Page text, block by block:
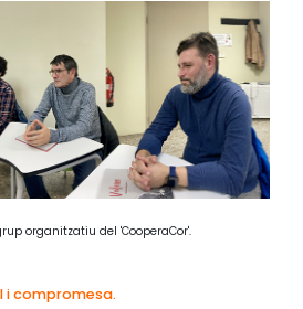
organitzatiu del 'CooperaCor'.
i compromesa.